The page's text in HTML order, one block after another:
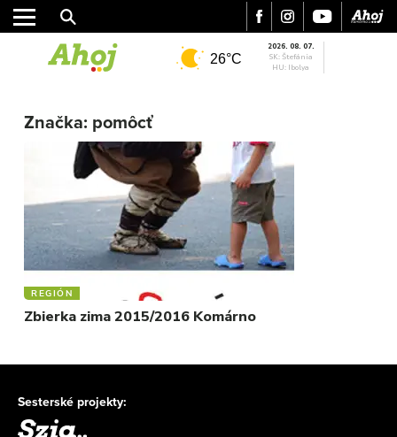
ŠPORT
KULTÚRA
FOTKY
MIX
26°C
2026. 08. 07.
SK: Štefánia
HU: Ibolya
Značka: pomôcť
REGIÓN
Zbierka zima 2015/2016 Komárno
Sesterské projekty: